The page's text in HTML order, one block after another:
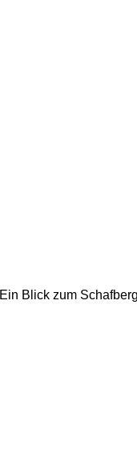
Ein Blick zum